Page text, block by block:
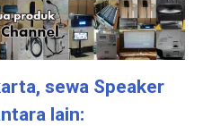
sewa Speaker
lain: